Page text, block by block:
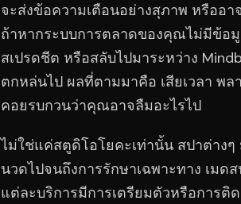
จะส่งข้อความเตือนอย่างสุภาพ หรืออ
ถ้าหากระบบการตลาดของคุณไม่มีข้อ
สเปรดชีต หรือสลับไปมาระหว่าง
ตกหล่นไป ผลที่ตามมาคือ เสียเวลา พ
คอยรบกวนว่าคุณอาจลืมอะไรไป
ไม่ใช่แค่สตูดิโอโยคะเท่านั้น สปาต่าง
นวดไปจนถึงการรักษาเฉพาะทาง เมด
แต่ละบริการมีการเตรียมตัวหรือการ